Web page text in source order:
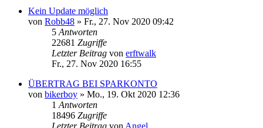
Kein Update möglich
von Robb48 » Fr., 27. Nov 2020 09:42
5 Antworten
22681 Zugriffe
Letzter Beitrag von erftwalk
Fr., 27. Nov 2020 16:55
ÜBERTRAG BEI SPARKONTO
von bikerboy » Mo., 19. Okt 2020 12:36
1 Antworten
18496 Zugriffe
Letzter Beitrag von Angel